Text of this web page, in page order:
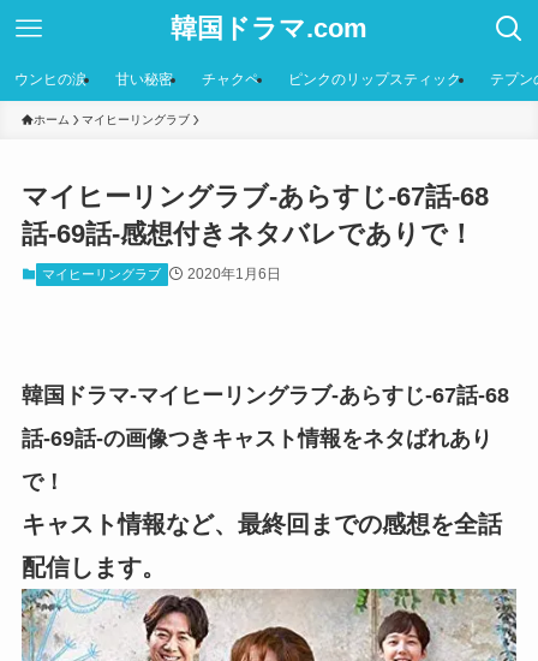
韓国ドラマ.com
ウンヒの涙 甘い秘密 チャクペ ピンクのリップスティック テプン
ホーム マイヒーリングラブ
マイヒーリングラブ-あらすじ-67話-68
話-69話-感想付きネタバレでありで！
マイヒーリングラブ 2020年1月6日
韓国ドラマ-マイヒーリングラブ-あらすじ-67話-68
話-69話-の画像つきキャスト情報をネタばれあり
で！
キャスト情報など、最終回までの感想を全話
配信します。